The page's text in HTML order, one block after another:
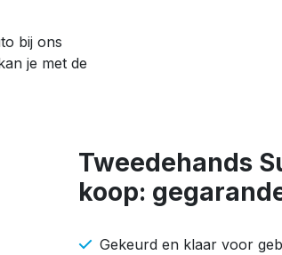
bij ons
je met de
Tweedehands
koop:
Gekeurd en klaar voor